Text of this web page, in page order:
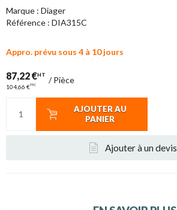
Marque : Diager
Référence : DIA315C
Appro. prévu sous 4 à 10 jours
87,22 €HT
104,66 €TTC /Pièce
AJOUTER AU
PANIER
Ajouter à un devis